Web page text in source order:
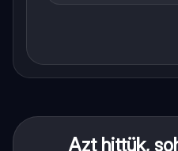
Azt hittük,